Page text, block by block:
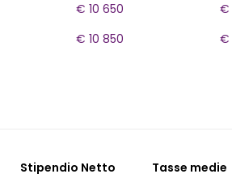
€ 10 650
€
€ 10 850 €
Stipendio Netto Tasse medie